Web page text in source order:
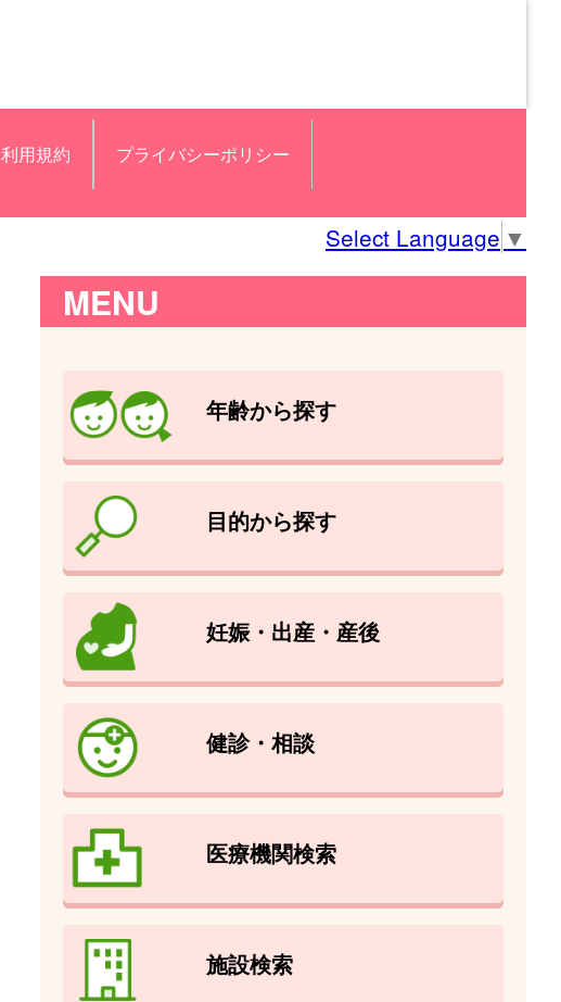
利用規約 プライバシーポリシー
Select Language ▼
MENU
年齢から探す
目的から探す
妊娠・出産・産後
健診・相談
医療機関検索
施設検索